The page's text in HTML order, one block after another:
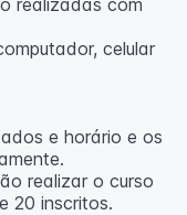
celular
e horário e os
realizar o curso
20 inscritos.